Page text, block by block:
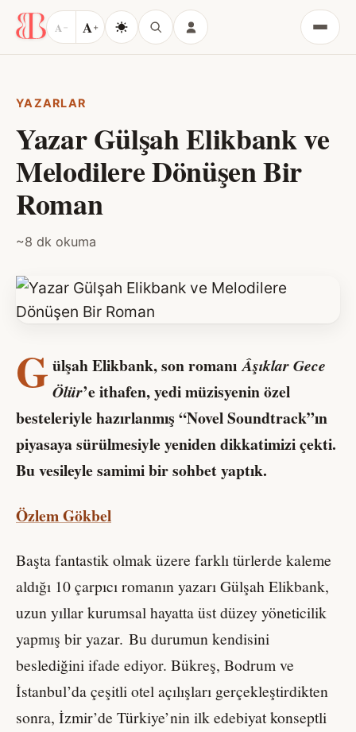
A − A+
Menü
YAZARLAR
Yazar Gülşah Elikbank ve
Melodilere Dönüşen Bir
Roman
~8 dk okuma
G ülşah Elikbank, son romanıÂşıklar Gece
Ölür’e ithafen, yedi müzisyenin özel
besteleriyle hazırlanmış “Novel Soundtrack”ın
piyasaya sürülmesiyle yeniden dikkatimizi çekti.
Bu vesileyle samimi bir sohbet yaptık.
Özlem Gökbel
Başta fantastik olmak üzere farklı türlerde kaleme
aldığı 10 çarpıcı romanın yazarı Gülşah Elikbank,
uzun yıllar kurumsal hayatta üst düzey yöneticilik
yapmış bir yazar. Bu durumun kendisini
beslediğini ifade ediyor. Bükreş, Bodrum ve
İstanbul’da çeşitli otel açılışları gerçekleştirdikten
sonra, İzmir’de Türkiye’nin ilk edebiyat konseptli